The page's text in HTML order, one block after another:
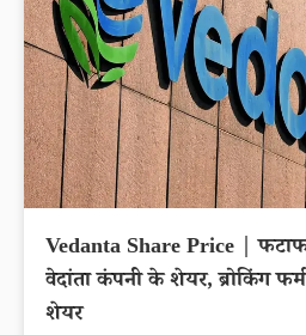
Vedanta Share Price |
वेदांता कंपनी के शेयर, ब्रोकिंग
शेयर